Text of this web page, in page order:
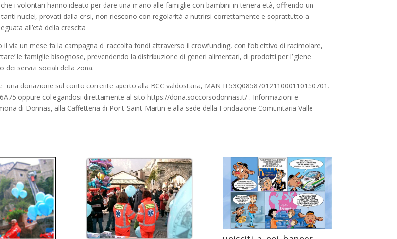
i volontari hanno ideato per dare una mano alle famiglie con bambini in tenera età, offrendo un
nuclei, provati dalla crisi, non riescono con regolarità a nutrirsi correttamente e soprattutto a
all’età della crescita.
via un mese fa la campagna di raccolta fondi attraverso il crowfunding, con l’obiettivo di racimolare,
le famiglie bisognose, prevendendo la distribuzione di generi alimentari, di prodotti per l’igiene
dei servizi sociali della zona.
una donazione sul conto corrente aperto alla BCC valdostana, MAN IT53Q0858701211000110150701,
oppure collegandosi direttamente al sito https://dona.soccorsodonnas.it/ . Informazioni e
di Donnas, alla Caffetteria di Pont-Saint-Martin e alla sede della Fondazione Comunitaria Valle